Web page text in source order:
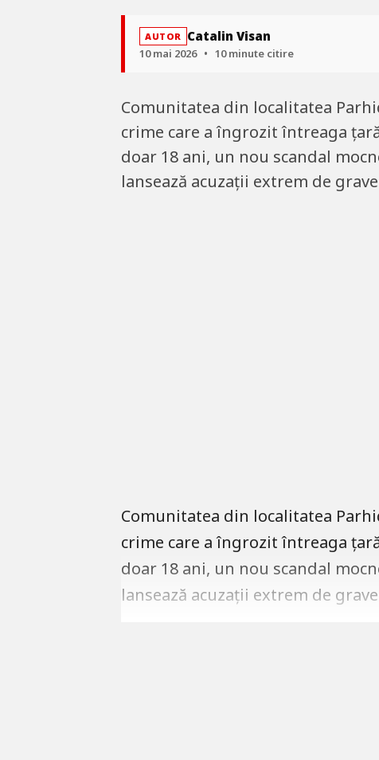
AUTOR Catalin Visan
10 mai 2026 • 10 minute citire
Comunitatea din localitatea
crime care a îngrozit întreaga
doar 18 ani, un nou scandal
lansează acuzații extrem de
Comunitatea din localitatea
crime care a îngrozit întreaga
doar 18 ani, un nou scandal
lansează acuzații extrem de